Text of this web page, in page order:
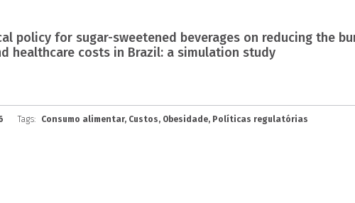
policy for sugar-sweetened beverages on reducing the
healthcare costs in Brazil: a simulation study
Tags: Consumo alimentar, Custos, Obesidade, Políticas regulatórias